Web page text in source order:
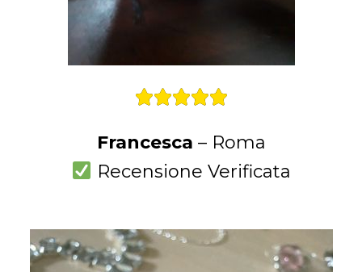

Francesca – Roma
Recensione Verificata